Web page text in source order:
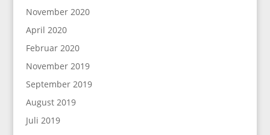
November 2020
April 2020
Februar 2020
November 2019
September 2019
August 2019
Juli 2019